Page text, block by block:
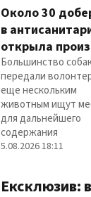
Около 30
в
открыла
Большинство
передали
еще нескольким
животным ищут
для дальнейшего
содержания
5.08.2026 18:11
Ексклюзив: